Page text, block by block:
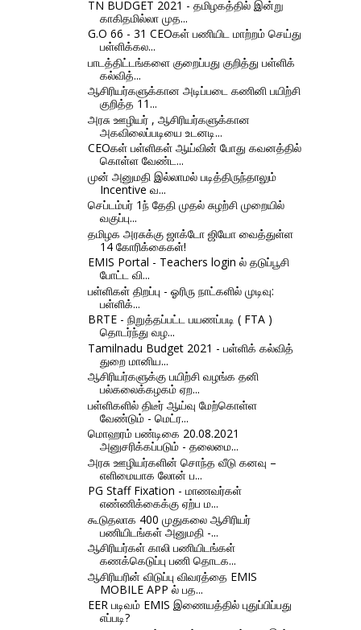
TN BUDGET 2021 - தமிழகத்தில் இன்று
காகிதமில்லா முத...
G.O 66 - 31 CEOகள் பணியிட மாற்றம் செய்து
பள்ளிக்கல...
பாடத்திட்டங்களை குறைப்பது குறித்து பள்ளிக்
கல்வித்...
ஆசிரியர்களுக்கான அடிப்படை கணினி பயிற்சி
குறித்த 11...
அரசு ஊழியர் , ஆசிரியர்களுக்கான
அகவிலைப்படியை உடனடி...
CEOகள் பள்ளிகள் ஆய்வின் போது கவனத்தில்
கொள்ள வேண்ட...
முன் அனுமதி இல்லாமல் படித்திருந்தாலும்
Incentive வ...
செப்டம்பர் 1ந் தேதி முதல் சுழற்சி முறையில்
வகுப்பு...
தமிழக அரசுக்கு ஜாக்டோ ஜியோ வைத்துள்ள
14 கோரிக்கைகள்!
EMIS Portal - Teachers login ல் தடுப்பூசி
போட்ட வி...
பள்ளிகள் திறப்பு - ஓரிரு நாட்களில் முடிவு:
பள்ளிக்...
BRTE - நிறுத்தப்பட்ட பயணப்படி ( FTA )
தொடர்ந்து வழ...
Tamilnadu Budget 2021 - பள்ளிக் கல்வித்
துறை மானிய...
ஆசிரியர்களுக்கு பயிற்சி வழங்க தனி
பல்கலைக்கழகம் ஏற...
பள்ளிகளில் திடீர் ஆய்வு மேற்கொள்ள
வேண்டும் - மெட்ர...
மொஹரம் பண்டிகை 20.08.2021
அனுசரிக்கப்படும் - தலைமை...
அரசு ஊழியர்களின் சொந்த வீடு கனவு –
எளிமையாக லோன் ப...
PG Staff Fixation - மாணவர்கள்
எண்ணிக்கைக்கு ஏற்ப ம...
கூடுதலாக 400 முதுகலை ஆசிரியர்
பணியிடங்கள் அனுமதி -...
ஆசிரியர்கள் காலி பணியிடங்கள்
கணக்கெடுப்பு பணி தொடக...
ஆசிரியரின் விடுப்பு விவரத்தை EMIS
MOBILE APP ல் பத...
EER படிவம் EMIS இணையத்தில் புதுப்பிப்பது
எப்படி?